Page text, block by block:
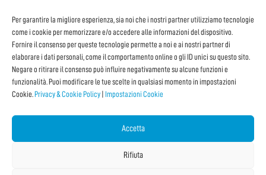
Per garantire la migliore esperienza, sia noi che i nostri partner utilizziamo tecnologie
come i cookie per memorizzare e/o accedere alle informazioni del dispositivo.
Fornire il consenso per queste tecnologie permette a noi e ai nostri partner di
elaborare i dati personali, come il comportamento online o gli ID unici su questo sito.
Negare o ritirare il consenso può influire negativamente su alcune funzioni e
funzionalità. Puoi modificare le tue scelte in qualsiasi momento in impostazioni
Cookie. Privacy & Cookie Policy Impostazioni Cookie
Accetta
Rifiuta
SEGUICI SUI SOCIAL
Iscriviti alla Newsletter
CONDIVIDI QUESTA PAGINA!